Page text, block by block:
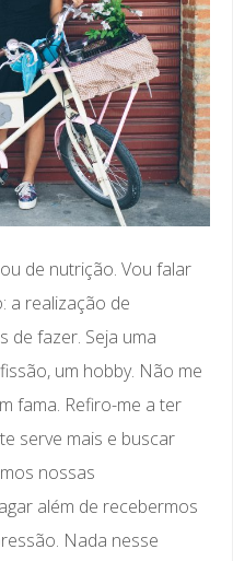
de nutrição. Vou falar
a realização de
de fazer. Seja uma
um hobby. Não me
fama. Refiro-me a ter
serve mais e buscar
nossas
além de recebermos
Nada nesse